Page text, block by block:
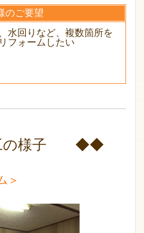
のご要望
水回りなど、複数箇所を
フォームしたい
様子 ◆◆
＞